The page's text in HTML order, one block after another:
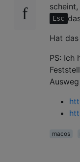
Esc
Hat
PS: Ich
macos